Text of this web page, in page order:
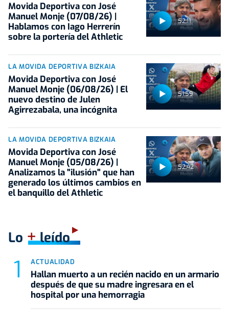
52:11
Movida Deportiva con José
Manuel Monje (07/08/26) |
Hablamos con Iago Herrerín
sobre la portería del Athletic
51:59
LA MOVIDA DEPORTIVA BIZKAIA
Movida Deportiva con José
Manuel Monje (06/08/26) | El
nuevo destino de Julen
Agirrezabala, una incógnita
52:42
LA MOVIDA DEPORTIVA BIZKAIA
Movida Deportiva con José
Manuel Monje (05/08/26) |
Analizamos la "ilusión" que han
generado los últimos cambios en
el banquillo del Athletic
Lo +leído
ACTUALIDAD
Hallan muerto a un recién nacido en un armario
después de que su madre ingresara en el
hospital por una hemorragia